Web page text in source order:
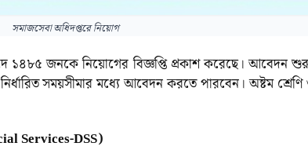
সমাজসেবা অধিদপ্তরে নিয়োগ
১৪৮৫ জনকে নিয়োগের বিজ্ঞপ্তি প্রকাশ করেছে। আবেদন
সময়সীমার মধ্যে আবেদন করতে পারবেন। অষ্টম
Services-DSS)